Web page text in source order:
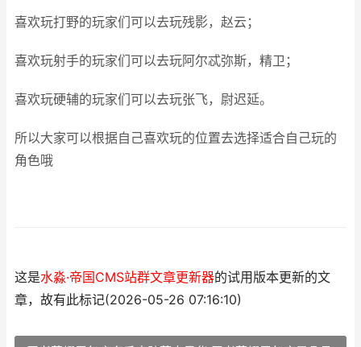
喜欢玩打野的玩家们可以去玩残影，赵云；
喜欢玩射手的玩家们可以去玩阿尔忒弥斯，精卫；
喜欢玩硬辅的玩家们可以去玩张飞，尉迟延。
所以大家可以根据自己喜欢玩的位置去选择适合自己玩的
角色哦
这是水淼·帝国CMS站群文章更新器的试用版本更新的文
章，故有此标记(2026-05-26 07:16:10)